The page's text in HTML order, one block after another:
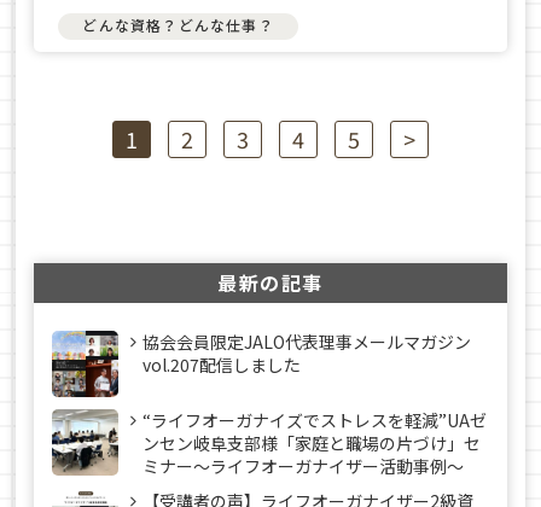
どんな資格？どんな仕事？
1 2 3 4 5 >
最新の記事
協会会員限定JALO代表理事メールマガジン
vol.207配信しました
“ライフオーガナイズでストレスを軽減”UAゼ
ンセン岐阜支部様「家庭と職場の片づけ」セ
ミナー～ライフオーガナイザー活動事例〜
【受講者の声】ライフオーガナイザー2級資